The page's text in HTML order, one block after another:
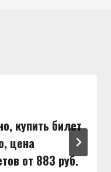
купить билет
цена
от 883 руб.